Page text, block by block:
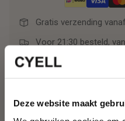
Deze website maakt
Gratis verzending
Voor 21:30 besteld,
Retourneren binnen 30
ProductdetailsKrijg